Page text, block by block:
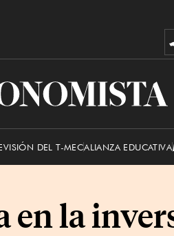
El
DEL T-MECALIANZA EDUCATIVA
en la